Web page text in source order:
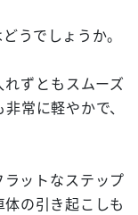
うでしょうか。
ずともスムーズ
常に軽やかで、
ットなステップ
の引き起こしも